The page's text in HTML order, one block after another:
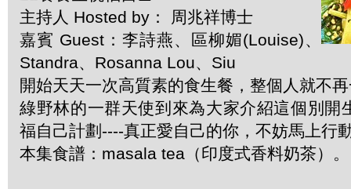
主持人 Hosted by： 周兆祥博士
嘉賓 Guest：李詩燕、區柳媚(Louise)、
Standra、Rosanna Lou、Siu
開始天天一次高質素的食生餐，整個人就不
綠野林的一群天使到來為大家介紹這個別開
福自己計劃----真正愛自己的你，不妨馬上行
本集食譜：masala tea（印度式香料奶茶）。